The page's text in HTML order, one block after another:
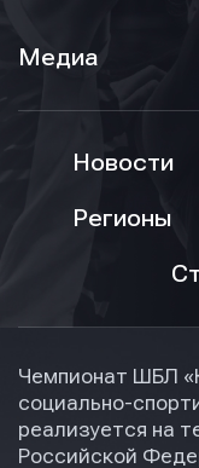
Медиа
Новости
Регионы
Чемпионат ШБЛ
социально-
реализуется на
Российской